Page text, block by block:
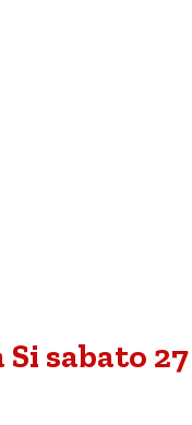
sabato